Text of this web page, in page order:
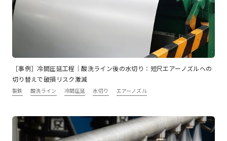
［事例］冷間圧延工程｜酸洗ライン後の水切り：短尺エアーノズルへの
切り替えで破損リスク激減
製鉄 酸洗ライン 冷間圧延 水切り エアーノズル